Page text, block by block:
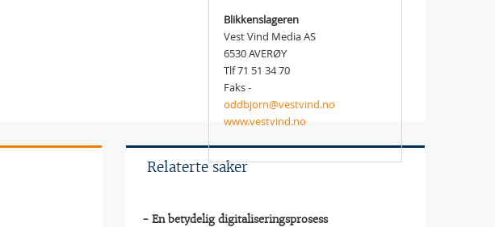
Blikkenslageren
Vest Vind Media AS
6530 AVERØY
Tlf 71 51 34 70
Faks -
oddbjorn@vestvind.no
www.vestvind.no
Relaterte saker
- En betydelig digitaliseringsprosess